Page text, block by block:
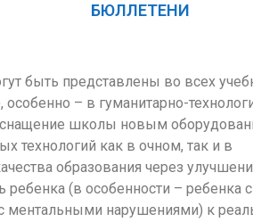
БЮЛЛЕТЕНИ
быть представлены во всех
– в гуманитарно-
школы новым
технологий как в очном, так и в
образования через
ребенка (в особенности – ребенка
ментальными нарушениями) к